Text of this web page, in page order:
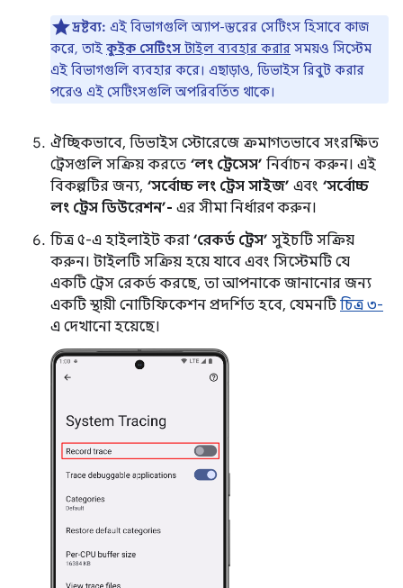
দ্রষ্টব্য: এই বিভাগগুলি অ্যাপ-স্তরের সেটিংস হিসাবে কাজ
করে, তাই কুইক সেটিংস টাইল ব্যবহার করার সময়ও সিস্টেম
এই বিভাগগুলি ব্যবহার করে। এছাড়াও, ডিভাইস রিবুট করার
পরেও এই সেটিংসগুলি অপরিবর্তিত থাকে।
ঐচ্ছিকভাবে, ডিভাইস স্টোরেজে ক্রমাগতভাবে সংরক্ষিত
ট্রেসগুলি সক্রিয় করতে ‘লং ট্রেসেস’ নির্বাচন করুন। এই
বিকল্পটির জন্য, ‘সর্বোচ্চ লং ট্রেস সাইজ’ এবং ‘সর্বোচ্চ
লং ট্রেস ডিউরেশন’- এর সীমা নির্ধারণ করুন।
চিত্র ৫-এ হাইলাইট করা ‘রেকর্ড ট্রেস’ সুইচটি সক্রিয়
করুন। টাইলটি সক্রিয় হয়ে যাবে এবং সিস্টেমটি যে
একটি ট্রেস রেকর্ড করছে, তা আপনাকে জানানোর জন্য
একটি স্থায়ী নোটিফিকেশন প্রদর্শিত হবে, যেমনটি চিত্র ৩-
এ দেখানো হয়েছে।